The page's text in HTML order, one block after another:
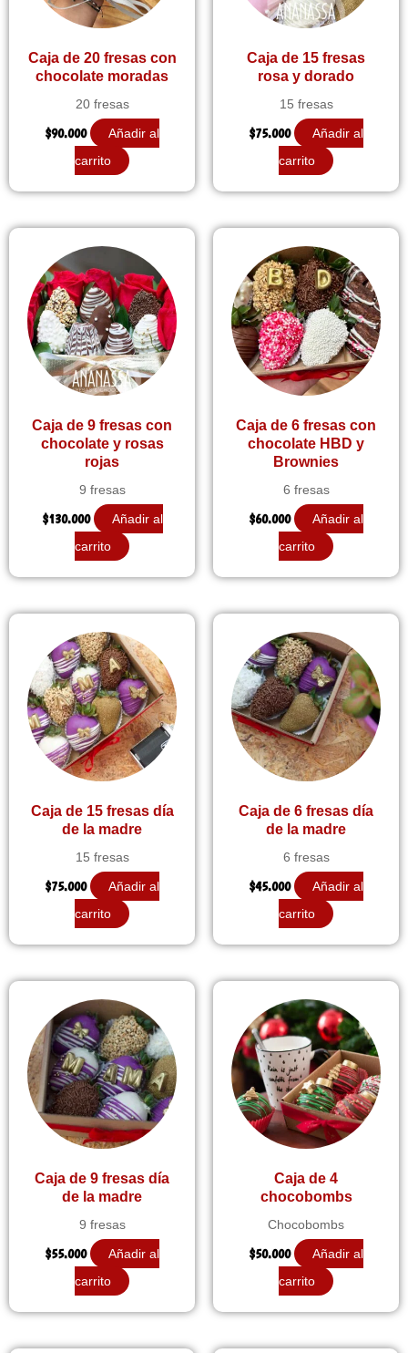
Caja de 20 fresas con
chocolate moradas
20 fresas
$90.000
Añadir al
carrito
Caja de 15 fresas
rosa y dorado
15 fresas
$75.000
Añadir al
carrito
Caja de 9 fresas con
chocolate y rosas
rojas
9 fresas
$130.000
Añadir al
carrito
Caja de 6 fresas con
chocolate HBD y
Brownies
6 fresas
$60.000
Añadir al
carrito
Caja de 15 fresas día
de la madre
15 fresas
$75.000
Añadir al
carrito
Caja de 6 fresas día
de la madre
6 fresas
$45.000
Añadir al
carrito
Caja de 9 fresas día
de la madre
9 fresas
$55.000
Añadir al
carrito
Caja de 4
chocobombs
Chocobombs
$50.000
Añadir al
carrito